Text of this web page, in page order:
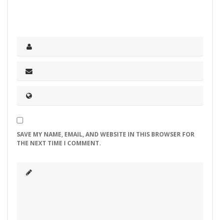
SAVE MY NAME, EMAIL, AND WEBSITE IN THIS BROWSER FOR
THE NEXT TIME I COMMENT.